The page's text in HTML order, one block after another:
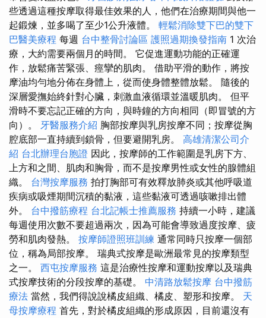
些透過這種按摩取得最佳效果的人，他們在治療期間與他一
起鍛煉，並多喝了至少1公升液體。 輕鬆消除雙下巴的雙下
巴醫美療程 每週 台中整骨討論區 護照過期換發指南 1 次治
療，大約需要兩個月的時間。 它促進運動功能的正確運
作，放鬆痛苦緊張、痙攣的肌肉。 借助平滑的動作，將按
摩油均勻地分佈在身體上，從而使身體整體放鬆。 隨後的
深層愛撫始終針對心臟，刺激血液循環並溫暖肌肉。 但平
滑時不要忘記正確的方向，與時鐘的方向相同（即冒號的方
向）。 牙醫服務介紹 胸部按摩與乳房按摩不同；按摩從胸
腔底部一直持續到鎖骨，但要避開乳房。 高雄清潔公司介
紹 台北辦理台胞證 因此，按摩師的工作範圍是乳房下方、
上方和之間、肌肉和胸骨，而不是按摩男性或女性的腺體組
織。 台灣按摩服務 拍打胸部可有效釋放肺炎或其他呼吸道
疾病或吸煙期間沉積的黏液，這些黏液可透過咳嗽排出體
外。 台中撥筋療程 台北記帳士推薦服務 持續一小時，建議
每週使用次數不要超過兩次，因為可能會導致過度按摩、疲
勞和肌肉發熱。 按摩師證照班訓練 通常同時只按摩一個部
位，稱為局部按摩。 瑞典式按摩是歐洲最常見的按摩類型
之一。 西屯按摩服務 這是治療性按摩和運動按摩以及瑞典
式按摩技術的分段按摩的基礎。 中清路放鬆按摩 台中撥筋
療法 當然，我們得說說橘皮組織、橘皮、塑形和按摩。 天
母按摩療程 首先，對於橘皮組織的形成原因，目前還沒有